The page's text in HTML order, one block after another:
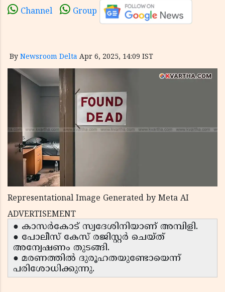
Channel Group
By Newsroom Delta Apr 6, 2025, 14:09 IST
Representational Image Generated by Meta AI
ADVERTISEMENT
● കാസർകോട് സ്വദേശിനിയാണ് അമ്പിളി.
● പോലീസ് കേസ് രജിസ്റ്റർ ചെയ്ത്
അന്വേഷണം തുടങ്ങി.
● മരണത്തിൽ ദുരൂഹതയുണ്ടോയെന്ന്
പരിശോധിക്കുന്നു.